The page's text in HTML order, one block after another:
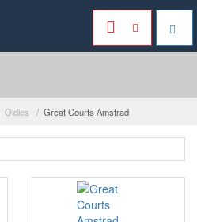
Oldies Great Courts Amstrad